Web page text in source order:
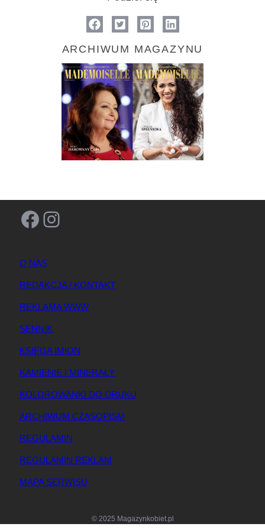
ARCHIWUM MAGAZYNU
Facebook Instagram
O NAS
REDAKCJA / KONTAKT
REKLAMA WWW
SENNIK
KSIĘGA IMION
KAMIENIE I MINERAŁY
KOLOROWANKI DO DRUKU
ARCHIWUM CZASOPISM
REGULAMIN
REGULAMIN REKLAM
MAPA SERWISU
© 2025 Magazynkobiet.pl